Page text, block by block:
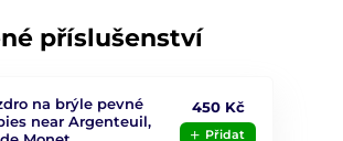
příslušenství
na brýle pevné
near Argenteuil,
450 Kč
Přidat